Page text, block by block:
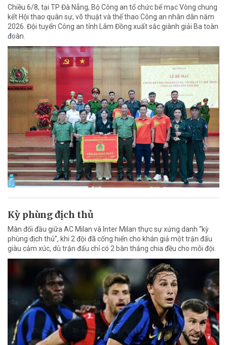
Chiều 6/8, tại TP Đà Nẵng, Bộ Công an tổ chức bế mạc Vòng chung
kết Hội thao quân sự, võ thuật và thể thao Công an nhân dân năm
2026. Đội tuyển Công an tỉnh Lâm Đồng xuất sắc giành giải Ba toàn
đoàn.
Kỳ phùng địch thủ
Màn đối đầu giữa AC Milan và Inter Milan thực sự xứng danh “kỳ
phùng địch thủ”, khi 2 đội đã cống hiến cho khán giả một trận đấu
giàu cảm xúc, dù trận đấu chỉ có 2 bàn thắng chia đều cho mỗi đội.